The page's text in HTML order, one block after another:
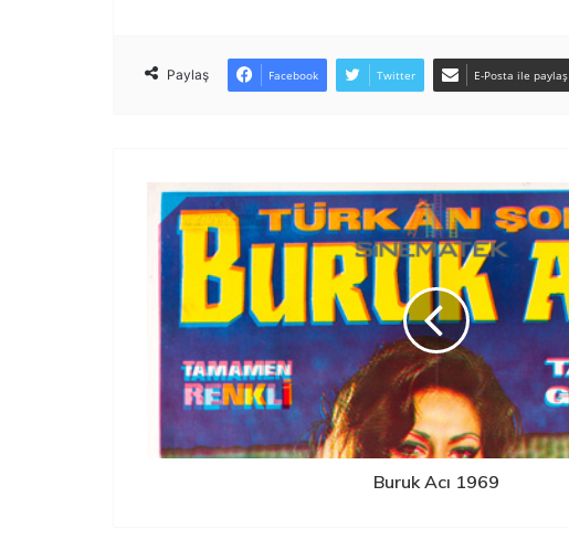
Paylaş Facebook Twitter E-Posta ile paylaş
Buruk Acı 1969